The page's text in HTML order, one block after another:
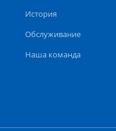
История
Обслуживание
Наша команда